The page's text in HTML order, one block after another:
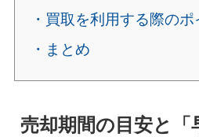
・買取を利用する際のポ
・まとめ
売却期間の目安と「